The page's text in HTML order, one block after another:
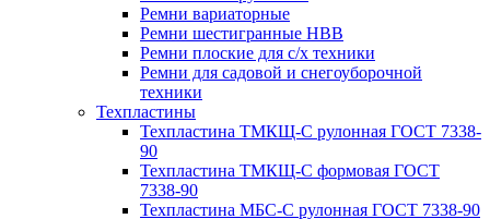
Ремни вариаторные
Ремни шестигранные HBB
Ремни плоские для с/х техники
Ремни для садовой и снегоуборочной
техники
Техпластины
Техпластина ТМКЩ-С рулонная ГОСТ 7338-
90
Техпластина ТМКЩ-С формовая ГОСТ
7338-90
Техпластина МБС-С рулонная ГОСТ 7338-90